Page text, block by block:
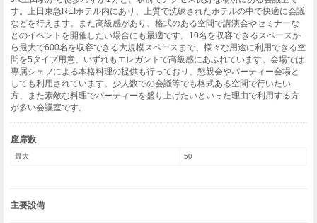
す。上田東急REIホテル内にあり、上質で洗練されたホテルの中で快適に会議
などを行えます。また高級感があり、格式のある空間で講演会やセミナーな
どのイベントを開催したい場合にも最適です。10名を収容できるスペースか
ら最大で600名を収容できる大規模スペースまで、様々な用途に利用できる空
間を5タイプ用意、いずれもエレガントで高級感にあふれています。会場では
専属シェフによる本格料理の提供も行っており、懇親会やパーティー会場と
しても利用されています。少人数での会議等でも格式ある空間で行いたい
方、また素敵な料理でパーティーを盛り上げたいといった理由で利用する方
が多い会議室です。
座席数
最大 50
主要設備